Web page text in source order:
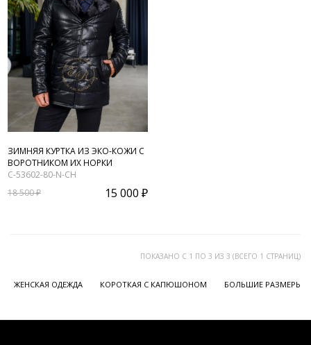
ЗИМНЯЯ КУРТКА ИЗ ЭКО-КОЖИ С
ВОРОТНИКОМ ИХ НОРКИ
C-53602-80-N-CH
18 500 ₽
15 000 ₽
ПОКАЗАНО С 1 ПО 3 ИЗ 3 (ВСЕГО 1 СТРАНИЦ)
ЖЕНСКАЯ ОДЕЖДА КОРОТКАЯ С КАПЮШОНОМ БОЛЬШИЕ РАЗМЕРЫ